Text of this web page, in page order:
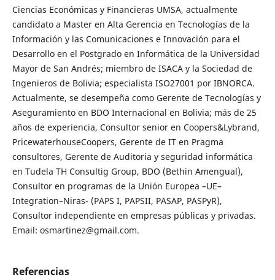
Ciencias Económicas y Financieras UMSA, actualmente
candidato a Master en Alta Gerencia en Tecnologías de la
Información y las Comunicaciones e Innovación para el
Desarrollo en el Postgrado en Informática de la Universidad
Mayor de San Andrés; miembro de ISACA y la Sociedad de
Ingenieros de Bolivia; especialista ISO27001 por IBNORCA.
Actualmente, se desempeña como Gerente de Tecnologías y
Aseguramiento en BDO Internacional en Bolivia; más de 25
años de experiencia, Consultor senior en Coopers&Lybrand,
PricewaterhouseCoopers, Gerente de IT en Pragma
consultores, Gerente de Auditoria y seguridad informática
en Tudela TH Consultig Group, BDO (Bethin Amengual),
Consultor en programas de la Unión Europea –UE–
Integration–Niras- (PAPS I, PAPSII, PASAP, PASPyR),
Consultor independiente en empresas públicas y privadas.
Email: osmartinez@gmail.com.
Referencias